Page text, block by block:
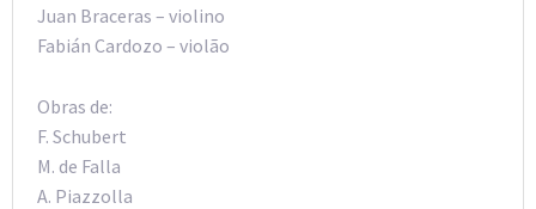
Juan Braceras – violino
Fabián Cardozo – violão
Obras de:
F. Schubert
M. de Falla
A. Piazzolla